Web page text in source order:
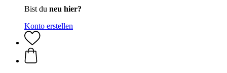
Bist du neu hier?
Konto erstellen